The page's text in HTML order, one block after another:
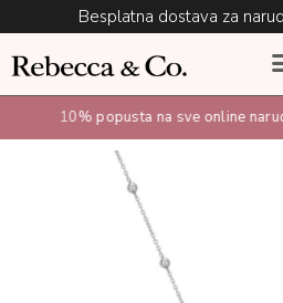
Besplatna dostava za
10% popusta na sve online